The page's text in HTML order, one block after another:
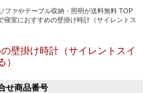
ファやテーブル収納・照明が送料無料 TOP
寝室におすすめの壁掛け時計（サイレントス
壁掛け時計（サイレントスイ
）
せ商品番号